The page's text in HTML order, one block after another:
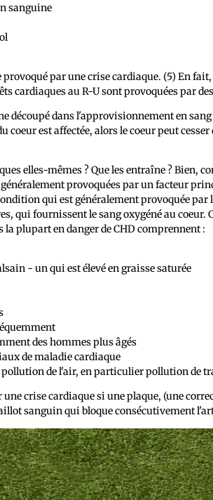
sanguine
par une crise cardiaque. (5) En
cardiaques au R-U sont provoquées par
découpé dans l'approvisionnement en
coeur est affectée, alors le coeur peut
elles-mêmes ? Que les entraîne ? Bien,
provoquées par un facteur
qui est généralement provoquée par
qui fournissent le sang oxygéné au coeur.
la plupart en danger de CHD comprennent :
- un qui est élevé en graisse saturée
des hommes plus âgés
de maladie cardiaque
pollution de l'air, en particulier pollution de
une crise cardiaque si une plaque, (une
sanguin qui bloque consécutivement